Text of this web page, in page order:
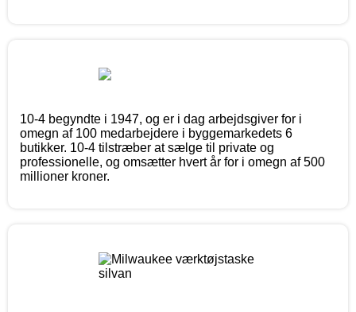
10-4 begyndte i 1947, og er i dag arbejdsgiver for i
omegn af 100 medarbejdere i byggemarkedets 6
butikker. 10-4 tilstræber at sælge til private og
professionelle, og omsætter hvert år for i omegn af 500
millioner kroner.